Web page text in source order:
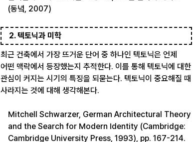
(동녘, 2007)
2. 텍토닉과 미학
최근 건축에서 가장 뜨거운 단어 중 하나인 텍토닉은 언제
어떤 맥락에서 등장했는지 추적한다. 이를 통해 텍토닉에 대한
관심이 커지는 시기의 특징을 되묻는다. 텍토닉이 중요해질 때
사라지는 것에 대해 생각해본다.
Mitchell Schwarzer, German Architectural Theory
and the Search for Modern Identity (Cambridge:
Cambridge University Press, 1993), pp. 167-214.